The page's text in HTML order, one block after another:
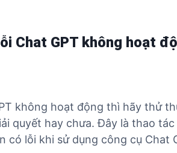
Chat GPT không hoạt
không hoạt động thì hãy thử
quyết hay chưa. Đây là thao
có lỗi khi sử dụng công cụ Chat